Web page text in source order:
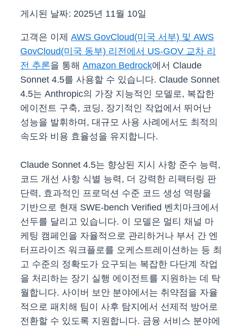
게시된 날짜: 2025년 11월 10일
고객은 이제 AWS GovCloud(미국 서부) 및 AWS
GovCloud(미국 동부) 리전에서 US-GOV 교차 리
전 추론을 통해 Amazon Bedrock에서 Claude
Sonnet 4.5를 사용할 수 있습니다. Claude Sonnet
4.5는 Anthropic의 가장 지능적인 모델로, 복잡한
에이전트 구축, 코딩, 장기적인 작업에서 뛰어난
성능을 발휘하며, 대규모 사용 사례에서도 최적의
속도와 비용 효율성을 유지합니다.
Claude Sonnet 4.5는 향상된 지시 사항 준수 능력,
코드 개선 사항 식별 능력, 더 강력한 리팩터링 판
단력, 효과적인 프로덕션 수준 코드 생성 역량을
기반으로 현재 SWE-bench Verified 벤치마크에서
선두를 달리고 있습니다. 이 모델은 멀티 채널 마
케팅 캠페인을 자율적으로 관리하거나 부서 간 엔
터프라이즈 워크플로를 오케스트레이션하는 등 최
고 수준의 정확도가 요구되는 복잡한 다단계 작업
을 처리하는 장기 실행 에이전트를 지원하는 데 탁
월합니다. 사이버 보안 분야에서는 취약점을 자율
적으로 패치해 팀이 사후 탐지에서 선제적 방어로
전환할 수 있도록 지원합니다. 금융 서비스 분야에